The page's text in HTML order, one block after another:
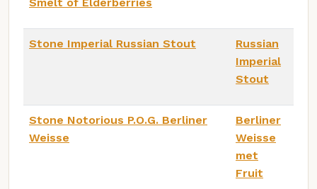
Stone Imperial Russian Stout
Russian
Imperial
Stout
Stone Notorious P.O.G. Berliner
Weisse
Berliner
Weisse
met
Fruit